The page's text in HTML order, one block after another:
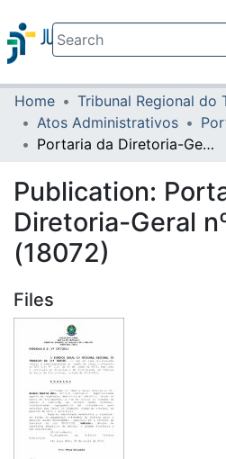
Communities & Collections
All of DSpace
Home
Atos Administrativos
Portaria da Diretoria-Geral nº 187/2011 (18072)
Publication:
Diretoria-Geral
(18072)
Files